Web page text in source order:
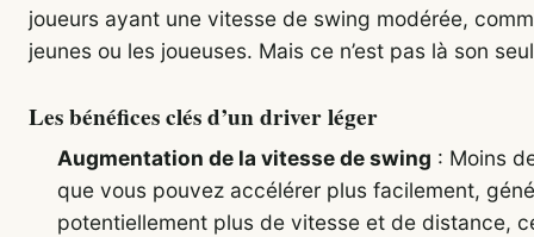
joueurs ayant une vitesse de swing modérée,
jeunes ou les joueuses. Mais ce n’est pas là son
Les bénéfices clés d’un driver léger
Augmentation de la vitesse de swing : Moins
que vous pouvez accélérer plus facilement,
potentiellement plus de vitesse et de distance,